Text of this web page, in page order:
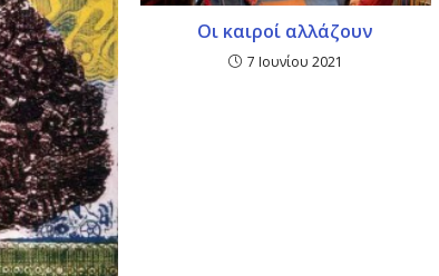
Οι καιροί αλλάζουν
7 Ιουνίου 2021